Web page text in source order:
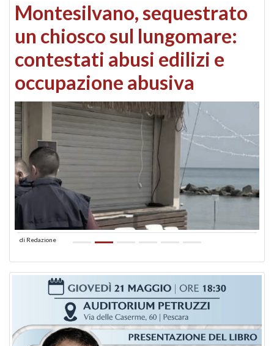
Montesilvano, sequestrato
un chiosco sul lungomare:
contestati abusi edilizi e
occupazione abusiva
di Redazione